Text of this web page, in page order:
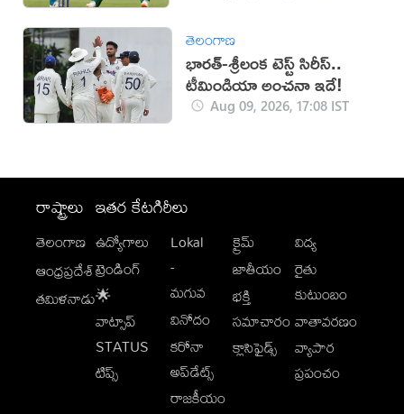
తెలంగాణ
భారత్-శ్రీలంక టెస్ట్ సిరీస్..
టీమిండియా అంచనా ఇదే!
Aug 09, 2026, 17:08 IST
రాష్ట్రాలు
తెలంగాణ
ఆంధ్రప్రదేశ్
తమిళనాడు
ఇతర కేటగిరీలు
ఉద్యోగాలు
ట్రెండింగ్
🌟
వాట్సాప్
STATUS
టిప్స్
Lokal
-
మగువ
వినోదం
కరోనా
అప్‌డేట్స్
రాజకీయం
క్రైమ్
జాతీయం
భక్తి
సమాచారం
క్లాసిఫైడ్స్
విద్య
రైతు
కుటుంబం
వాతావరణం
వ్యాపార
ప్రపంచం